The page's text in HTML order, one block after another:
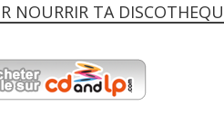
NOURRIR TA